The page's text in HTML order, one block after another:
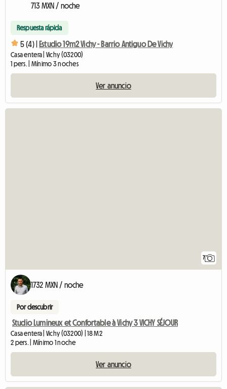
713 MXN / noche
Respuesta rápida
5 (4) | Estudio 19m2 Vichy - Barrio Antiguo De Vichy
Casa entera | Vichy (03200)
1 pers. | Mínimo 3 noches
Ver anuncio
7
1732 MXN / noche
Por descubrir
Studio Lumineux et Confortable à Vichy 3 VICHY SÉJOUR
Casa entera | Vichy (03200) | 18 M2
2 pers. | Mínimo 1 noche
Ver anuncio